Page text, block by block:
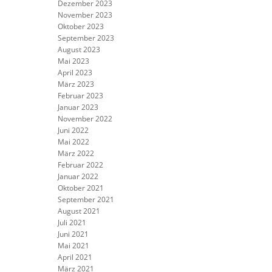
Dezember 2023
November 2023
Oktober 2023
September 2023
August 2023
Mai 2023
April 2023
März 2023
Februar 2023
Januar 2023
November 2022
Juni 2022
Mai 2022
März 2022
Februar 2022
Januar 2022
Oktober 2021
September 2021
August 2021
Juli 2021
Juni 2021
Mai 2021
April 2021
März 2021